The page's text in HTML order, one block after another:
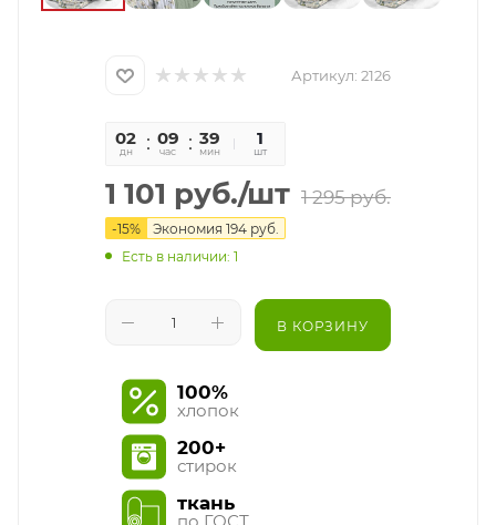
Артикул: 2126
02
дн
09
час
39
мин
34
сек
1
шт
1 101 руб./шт 1 295руб.
-15% Экономия 194 руб.
Есть в наличии: 1
В КОРЗИНУ
100%
хлопок
200+
стирок
ткань